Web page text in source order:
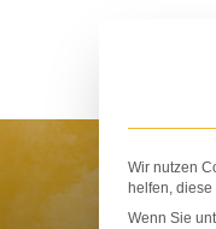
Wir nutzen
helfen,
Wenn Sie